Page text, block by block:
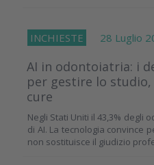
INCHIESTE 28 Luglio
AI in odontoiatria: i
per gestire lo
cure
Negli Stati Uniti il 43,3% degli
di AI. La tecnologia convince
non sostituisce il giudizio